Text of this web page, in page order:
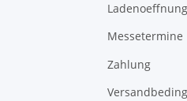
Messetermine
Zahlung